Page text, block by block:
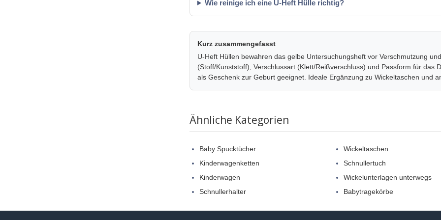
Wie reinige ich eine U-Heft Hülle richtig?
Kurz zusammengefasst
U-Heft Hüllen bewahren das gelbe Untersuchungsheft vor Verschmutzung
(Stoff/Kunststoff), Verschlussart (Klett/Reißverschluss) und Passform für das
als Geschenk zur Geburt geeignet. Ideale Ergänzung zu Wickeltaschen und
Ähnliche Kategorien
Baby Spucktücher
Kinderwagenketten
Kinderwagen
Schnullerhalter
Wickeltaschen
Schnullertuch
Wickelunterlagen unterwegs
Babytragekörbe